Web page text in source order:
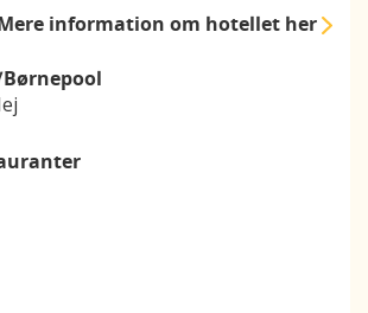
informationom hotellet her